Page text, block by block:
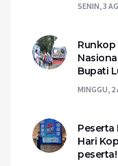
SENIN, 3
Runkop
Bupati
MINGGU, 2
Peserta
Hari
peserta!